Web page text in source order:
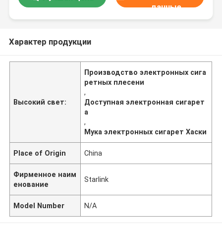
данные
Характер продукции
Высокий свет:
Производство электронных сига
ретных плесени
,
Доступная электронная сигарет
а
,
Мука электронных сигарет Хаски
Place of Origin China
Фирменное наим
енование
Starlink
Model Number N/A